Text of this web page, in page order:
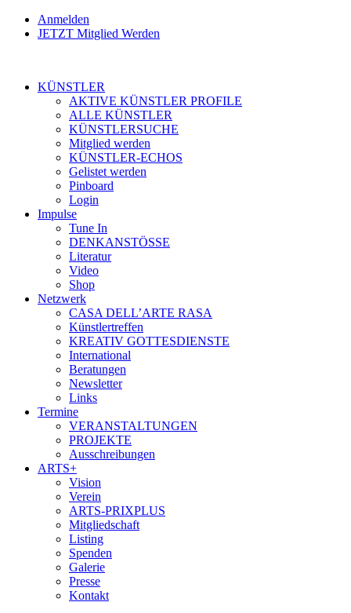
Anmelden
JETZT Mitglied Werden
KÜNSTLER
AKTIVE KÜNSTLER PROFILE
ALLE KÜNSTLER
KÜNSTLERSUCHE
Mitglied werden
KÜNSTLER-ECHOS
Gelistet werden
Pinboard
Login
Impulse
Tune In
DENKANSTÖSSE
Literatur
Video
Shop
Netzwerk
CASA DELL’ARTE RASA
Künstlertreffen
KREATIV GOTTESDIENSTE
International
Beratungen
Newsletter
Links
Termine
VERANSTALTUNGEN
PROJEKTE
Ausschreibungen
ARTS+
Vision
Verein
ARTS-PRIXPLUS
Mitgliedschaft
Listing
Spenden
Galerie
Presse
Kontakt